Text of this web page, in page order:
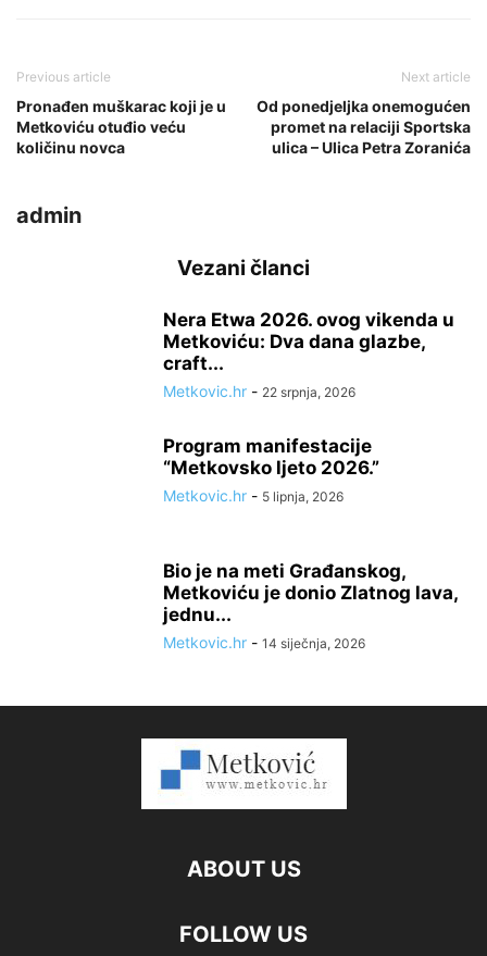
Previous article
Pronađen muškarac koji je u
Metkoviću otuđio veću
količinu novca
Next article
Od ponedjeljka onemogućen
promet na relaciji Sportska
ulica – Ulica Petra Zoranića
admin
Vezani članci
Nera Etwa 2026. ovog vikenda u
Metkoviću: Dva dana glazbe,
craft...
Metkovic.hr - 22 srpnja, 2026
Program manifestacije
“Metkovsko ljeto 2026.”
Metkovic.hr - 5 lipnja, 2026
Bio je na meti Građanskog,
Metkoviću je donio Zlatnog lava,
jednu...
Metkovic.hr - 14 siječnja, 2026
ABOUT US
FOLLOW US